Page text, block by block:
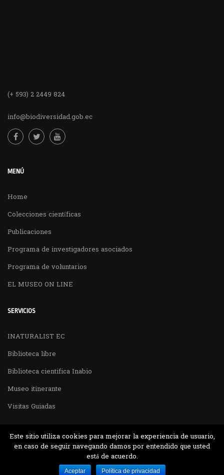
(+ 593) 2 2449 824
info@biodiversidad.gob.ec
MENÚ
Home
Colecciones científicas
Publicaciones
Programa de investigadores asociados
Programa de voluntarios
EL MUSEO ON LINE
SERVICIOS
INATURALIST EC
Biblioteca libre
Biblioteca cientifica Inabio
Museo itinerante
Visitas Guiadas
Desarrollado por MJTEC.
Este sitio utiliza cookies para mejorar la experiencia de usuario,
en caso de seguir navegando damos por entendido que usted
está de acuerdo.
Aceptar Política de privacidad